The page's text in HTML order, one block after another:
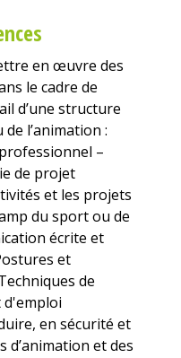
en œuvre des
le cadre de
d’une structure
l’animation :
–
de projet
et les projets
du sport ou de
écrite et
et
de
d'emploi
en sécurité et
d’animation et des